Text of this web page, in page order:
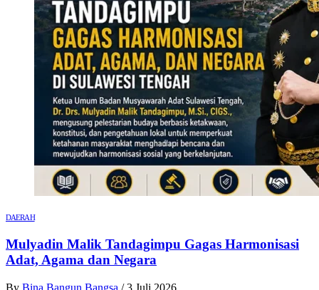
DAERAH
Mulyadin Malik Tandagimpu Gagas Harmonisasi
Adat, Agama dan Negara
By Bina Bangun Bangsa / 3 Juli 2026